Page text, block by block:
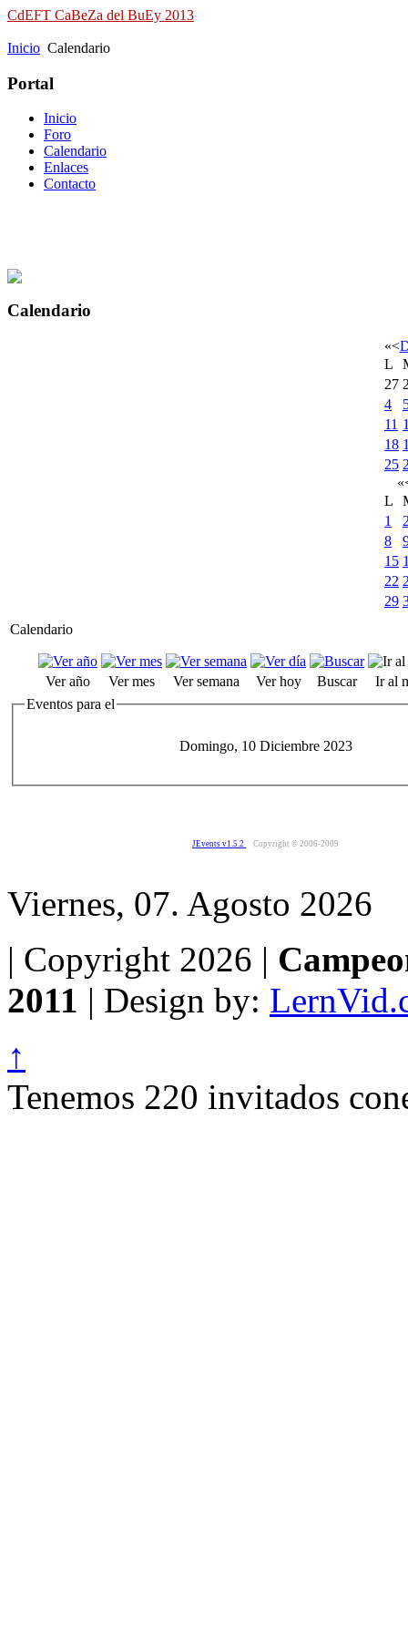
CdEFT CaBeZa del BuEy 2013
Inicio Calendario
Portal
Inicio
Foro
Calendario
Enlaces
Contacto
Calendario
«<
L
27
4
11
18
25
«
L
1
8
15
22
29
Calendario
Ver año Ver mes Ver semana Ver hoy Buscar
Ir al
Eventos para el
Domingo, 10 Diciembre 2023
JEvents v1.5.2 Copyright © 2006-2009
Viernes, 07. Agosto 2026
| Copyright 2026 |
2011 | Design by:
↑
Tenemos 220 invitados